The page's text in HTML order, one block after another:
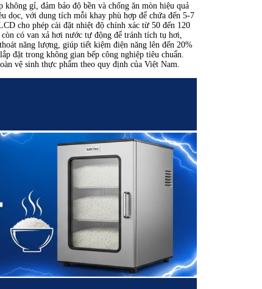
gỉ, đảm bảo độ bền và chống ăn mòn hiệu quả
dọc, với dung tích mỗi khay phù hợp để chứa đến 5-7
cho phép cài đặt nhiệt độ chính xác từ 50 đến 120
có van xả hơi nước tự động để tránh tích tụ hơi,
năng lượng, giúp tiết kiệm điện năng lên đến 20%
đặt trong không gian bếp công nghiệp tiêu chuẩn.
vệ sinh thực phẩm theo quy định của Việt Nam.